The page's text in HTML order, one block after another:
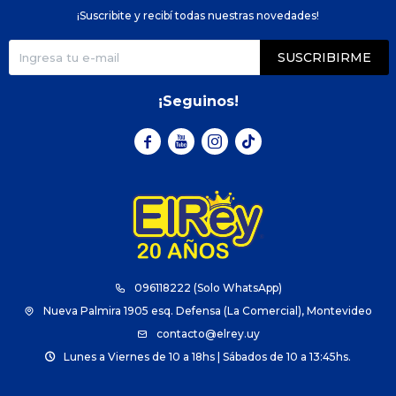
096118222 (Solo WhatsApp)
Nueva Palmira 1905 esq. Defensa (La Comercial), Montevideo
contacto@elrey.uy
Lunes a Viernes de 10 a 18hs | Sábados de 10 a 13:45hs.
¡Suscribite y recibí todas nuestras novedades!
SUSCRIBIRME
¡Seguinos!
  